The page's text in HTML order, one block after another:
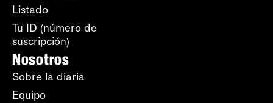
Listado
Tu ID (número de
suscripción)
Nosotros
Sobre la diaria
Equipo